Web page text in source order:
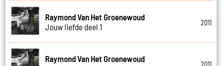
Raymond Van Het Groenewoud
Jouw liefde deel 1
2011
Raymond Van Het Groenewoud
2011